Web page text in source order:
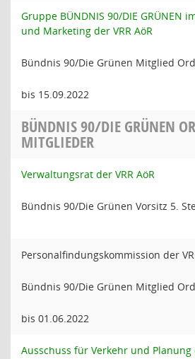
Gruppe BÜNDNIS 90/DIE GRÜNEN
und Marketing der VRR AöR
Bündnis 90/Die Grünen Mitglied
bis 15.09.2022
BÜNDNIS 90/DIE GRÜNEN
MITGLIEDER
Verwaltungsrat der VRR AöR
Bündnis 90/Die Grünen Vorsitz 5.
Personalfindungskommission der
Bündnis 90/Die Grünen Mitglied
bis 01.06.2022
Ausschuss für Verkehr und Planung